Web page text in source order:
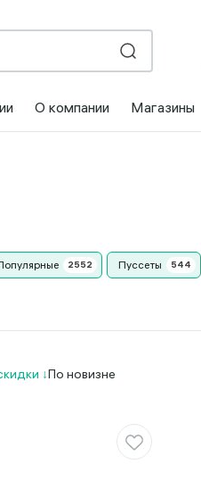
О компании Магазины
Пуссеты
По новизне